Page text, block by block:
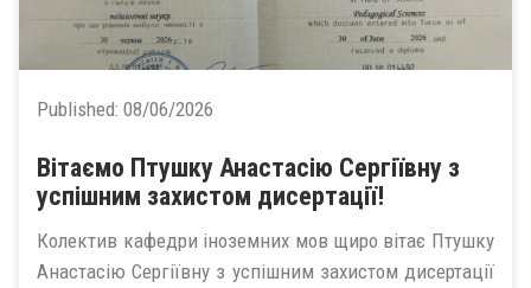
Published: 08/06/2026
Вітаємо Птушку Анастасію Сергіївну з
успішним захистом дисертації!
Колектив кафедри іноземних мов щиро вітає Птушку
Анастасію Сергіївну з успішним захистом дисертації